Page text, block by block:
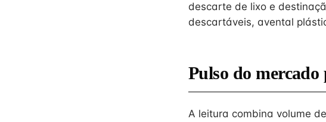
descarte de lixo e
descartáveis, avental
Pulso do
A leitura combina volume